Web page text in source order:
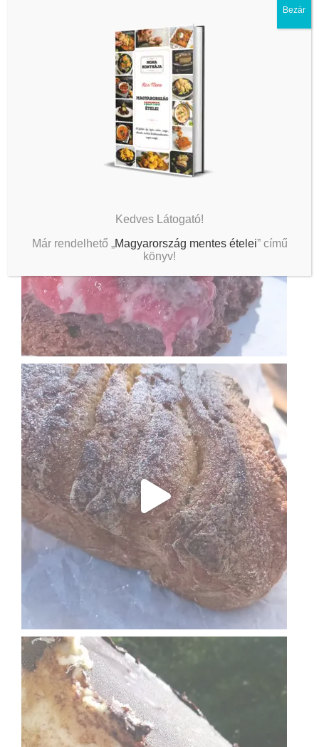
Kedves Látogató!
Már rendelhető „Magyarország mentes ételei” című
könyv!
Bezár